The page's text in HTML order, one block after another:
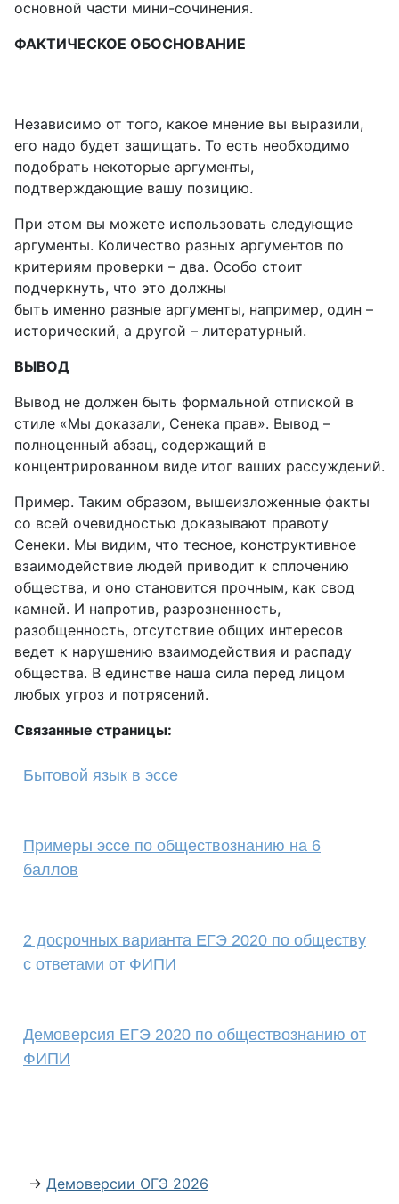
основной части мини-сочинения.
ФАКТИЧЕСКОЕ ОБОСНОВАНИЕ
Независимо от того, какое мнение вы выразили,
его надо будет защищать. То есть необходимо
подобрать некоторые аргументы,
подтверждающие вашу позицию.
При этом вы можете использовать следующие
аргументы. Количество разных аргументов по
критериям проверки – два. Особо стоит
подчеркнуть, что это должны
быть именно разные аргументы, например, один –
исторический, а другой – литературный.
ВЫВОД
Вывод не должен быть формальной отпиской в
стиле «Мы доказали, Сенека прав». Вывод –
полноценный абзац, содержащий в
концентрированном виде итог ваших рассуждений.
Пример. Таким образом, вышеизложенные факты
со всей очевидностью доказывают правоту
Сенеки. Мы видим, что тесное, конструктивное
взаимодействие людей приводит к сплочению
общества, и оно становится прочным, как свод
камней. И напротив, разрозненность,
разобщенность, отсутствие общих интересов
ведет к нарушению взаимодействия и распаду
общества. В единстве наша сила перед лицом
любых угроз и потрясений.
Связанные страницы:
Бытовой язык в эссе
Примеры эссе по обществознанию на 6
баллов
2 досрочных варианта ЕГЭ 2020 по обществу
с ответами от ФИПИ
Демоверсия ЕГЭ 2020 по обществознанию от
ФИПИ
→ Демоверсии ОГЭ 2026